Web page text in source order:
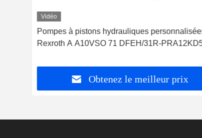
Vidéo
Pompes à pistons hydrauliques
Rexroth A A10VSO 71 DFEH/31R-
Obtenez le meilleur prix